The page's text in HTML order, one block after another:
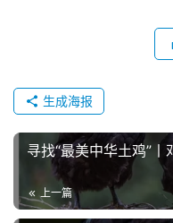
新
分
析
生成海报
寻找“最美中华土鸡”
上一篇